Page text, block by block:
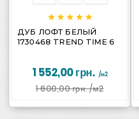
    
ДУБ ЛОФТ БЕЛЫЙ
1730468 TREND TIME 6
1 552,00 грн. /м2
1 600,00 грн./м2